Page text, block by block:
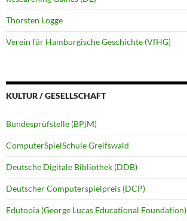
Thorsten Logge
Verein für Hamburgische Geschichte (VfHG)
KULTUR / GESELLSCHAFT
Bundesprüfstelle (BPjM)
ComputerSpielSchule Greifswald
Deutsche Digitale Bibliothek (DDB)
Deutscher Computerspielpreis (DCP)
Edutopia (George Lucas Educational Foundation)